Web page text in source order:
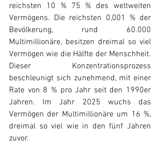
reichsten 10 % 75 % des weltweiten
Vermögens. Die reichsten 0,001 % der
Bevölkerung, rund 60.000
Multimillionäre, besitzen dreimal so viel
Vermögen wie die Hälfte der Menschheit.
Dieser Konzentrationsprozess
beschleunigt sich zunehmend, mit einer
Rate von 8 % pro Jahr seit den 1990er
Jahren. Im Jahr 2025 wuchs das
Vermögen der Multimillionäre um 16 %,
dreimal so viel wie in den fünf Jahren
zuvor.